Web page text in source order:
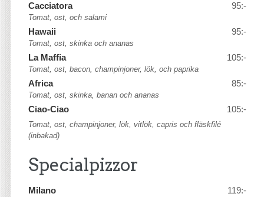
Cacciatora 95:-
Tomat, ost, och salami
Hawaii 95:-
Tomat, ost, skinka och ananas
La Maffia 105:-
Tomat, ost, bacon, champinjoner, lök, och paprika
Africa 85:-
Tomat, ost, skinka, banan och ananas
Ciao-Ciao 105:-
Tomat, ost, champinjoner, lök, vitlök, capris och fläskfilé
(inbakad)
Specialpizzor
Milano 119:-